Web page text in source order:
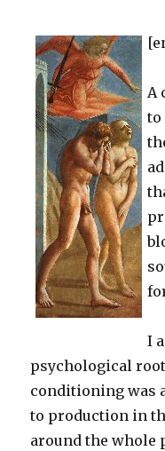
A
to
I
psychological
conditioning was
to production in
around the whole